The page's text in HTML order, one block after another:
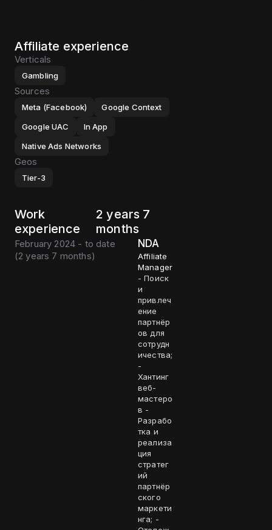
Affiliate experience
Verticals
Gambling
Sources
Meta (Facebook)
Google Context
Google UAC
In App
Native Ads Networks
Geos
Tier-3
Work
experience
2 years 7
months
February 2024 - to date
(2 years 7 months)
NDA
Affiliate
Manager
- Поиск
и
привлеч
ение
партнёр
ов для
сотрудн
ичества;
-
Хантинг
веб-
мастеро
в -
Разрабо
тка и
реализа
ция
стратег
ий
партнёр
ского
маркети
нга; -